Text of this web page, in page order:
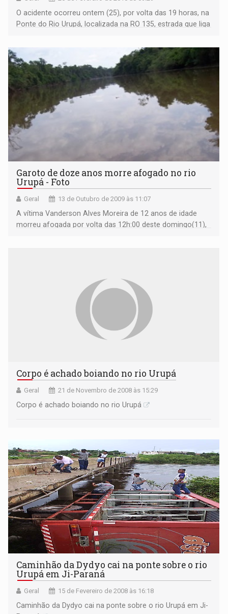
O acidente ocorreu ontem (25), por volta das 19 horas, na
Ponte do Rio Urupá, localizada na RO 135, estrada que liga
informações do condutor, Maurício Plaster, estava
voltando para sua residência com seu Fia
Garoto de doze anos morre afogado no rio
Urupá - Foto
Geral 13 de Outubro de 2009 às 11:07
A vítima Vanderson Alves Moreira de 12 anos de idade
morreu afogada por volta das 12h:00 deste domingo(11),
Corpo é achado boiando no rio Urupá
Geral 21 de Novembro de 2008 às 15:29
Corpo é achado boiando no rio Urupá
Caminhão da Dydyo cai na ponte sobre o rio
Urupá em Ji-Paraná
Geral 15 de Fevereiro de 2008 às 16:18
Caminhão da Dydyo cai na ponte sobre o rio Urupá em Ji-